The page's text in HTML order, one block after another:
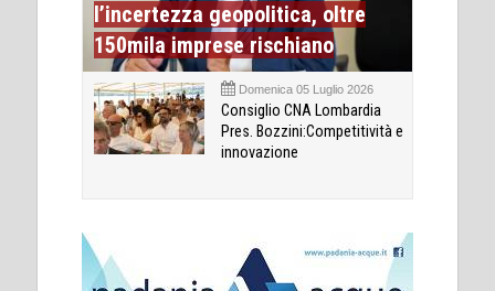
l’incertezza geopolitica, oltre
150mila imprese rischiano
Domenica 05 Luglio 2026
Consiglio CNA Lombardia
Pres. Bozzini:Competitività e
innovazione